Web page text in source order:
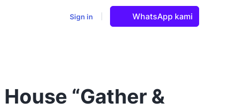
Sign in WhatsApp kami
“Gather &